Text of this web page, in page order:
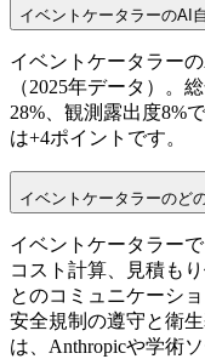
イベントケータラーのAI
イベントケータラー
（2025年データ）。
28%、観測露出度8%
は+4ポイントです。
イベントケータラーのど
イベントケータラー
コスト計算、見積も
とのコミュニケーシ
安全規制の遵守と衛
は、Anthropicや学術